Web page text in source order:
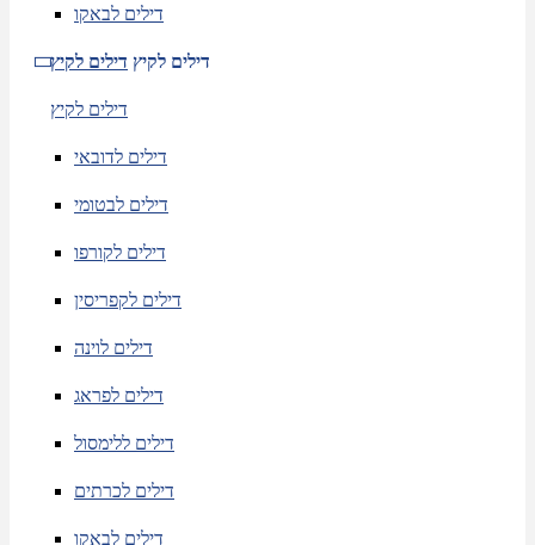
דילים לבאקו
דילים לקיץ דילים לקיץ
דילים לקיץ
דילים לדובאי
דילים לבטומי
דילים לקורפו
דילים לקפריסין
דילים לוינה
דילים לפראג
דילים ללימסול
דילים לכרתים
דילים לבאקו